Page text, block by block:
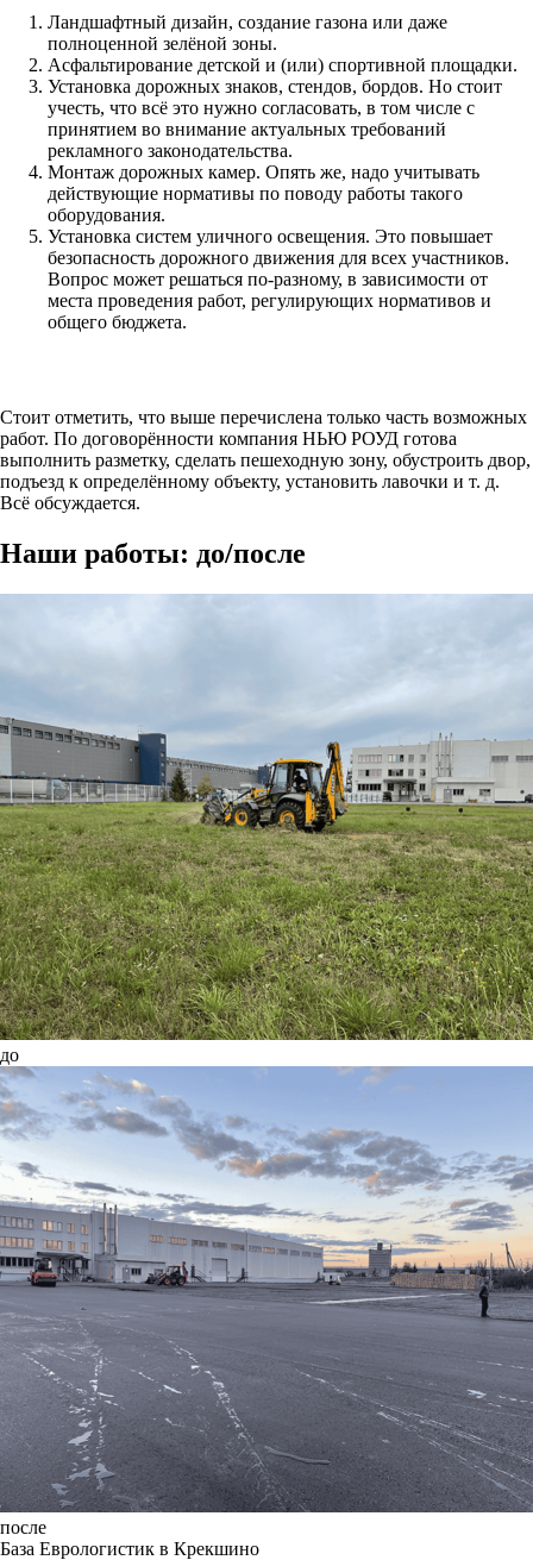
Ландшафтный дизайн, создание газона или даже
полноценной зелёной зоны.
Асфальтирование детской и (или) спортивной площадки.
Установка дорожных знаков, стендов, бордов. Но стоит
учесть, что всё это нужно согласовать, в том числе с
принятием во внимание актуальных требований
рекламного законодательства.
Монтаж дорожных камер. Опять же, надо учитывать
действующие нормативы по поводу работы такого
оборудования.
Установка систем уличного освещения. Это повышает
безопасность дорожного движения для всех участников.
Вопрос может решаться по-разному, в зависимости от
места проведения работ, регулирующих нормативов и
общего бюджета.
Стоит отметить, что выше перечислена только часть возможных
работ. По договорённости компания НЬЮ РОУД готова
выполнить разметку, сделать пешеходную зону, обустроить двор,
подъезд к определённому объекту, установить лавочки и т. д.
Всё обсуждается.
Наши работы: до/после
до
после
База Еврологистик в Крекшино